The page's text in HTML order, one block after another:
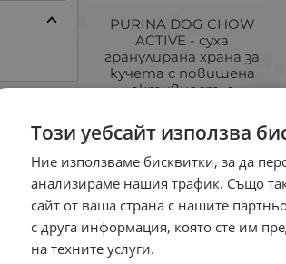
PURINA DOG CHOW
ACTIVE - суха
гранулирана храна за
кучета с повишена
активност, с
14 кг 2.5 кг
Брой
12.99€ / 25.41 ЛВ.
Вкус: Пилешко
Този уебсайт използва
Ние използваме бисквитки, за да
анализираме нашия трафик. Също
сайт от ваша страна с нашите
с друга информация, която сте им
на техните услуги.